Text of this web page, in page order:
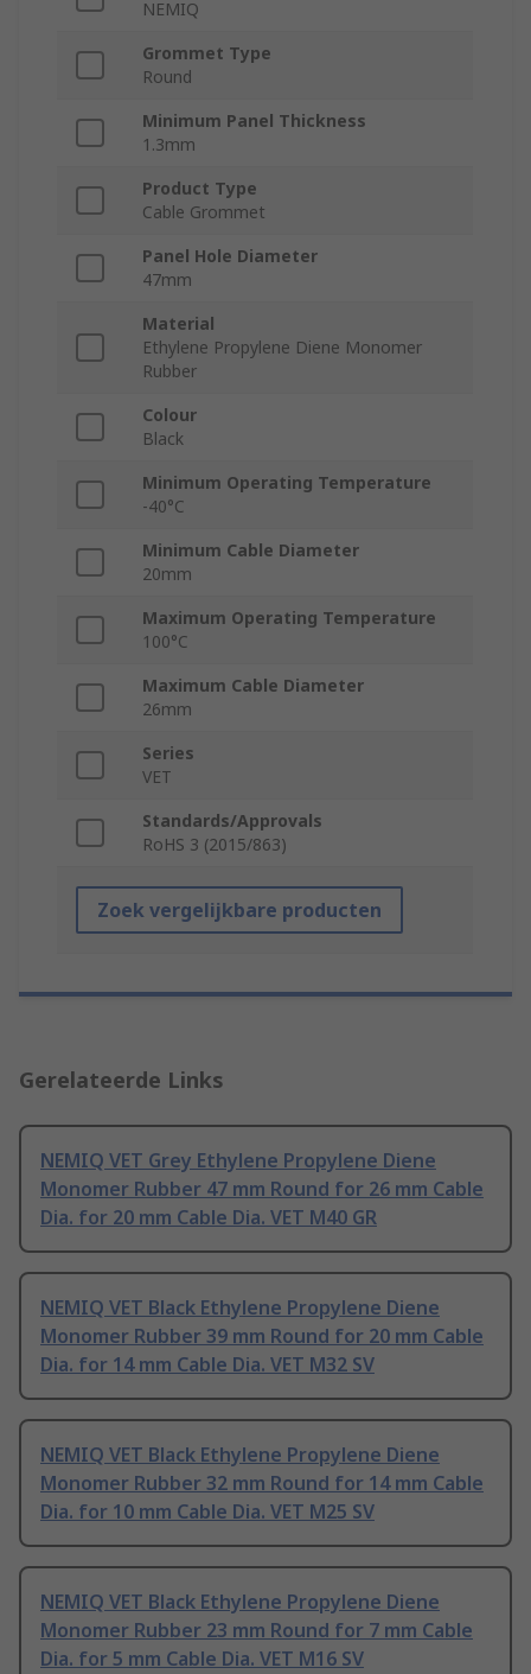
NEMIQ
Grommet Type
Round
Minimum Panel Thickness
1.3mm
Product Type
Cable Grommet
Panel Hole Diameter
47mm
Material
Ethylene Propylene Diene Monomer
Rubber
Colour
Black
Minimum Operating Temperature
-40°C
Minimum Cable Diameter
20mm
Maximum Operating Temperature
100°C
Maximum Cable Diameter
26mm
Series
VET
Standards/Approvals
RoHS 3 (2015/863)
Zoek vergelijkbare producten
Gerelateerde Links
NEMIQ VET Grey Ethylene Propylene Diene
Monomer Rubber 47 mm Round for 26 mm Cable
Dia. for 20 mm Cable Dia. VET M40 GR
NEMIQ VET Black Ethylene Propylene Diene
Monomer Rubber 39 mm Round for 20 mm Cable
Dia. for 14 mm Cable Dia. VET M32 SV
NEMIQ VET Black Ethylene Propylene Diene
Monomer Rubber 32 mm Round for 14 mm Cable
Dia. for 10 mm Cable Dia. VET M25 SV
NEMIQ VET Black Ethylene Propylene Diene
Monomer Rubber 23 mm Round for 7 mm Cable
Dia. for 5 mm Cable Dia. VET M16 SV